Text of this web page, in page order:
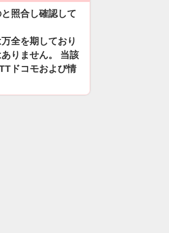
照合し確認して
全を期しており
りません。 当該
ドコモおよび情